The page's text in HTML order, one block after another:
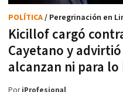
Kicillof cargó
Cayetano y
alcanzan ni para lo
POLÍTICA/ Peregrinación en